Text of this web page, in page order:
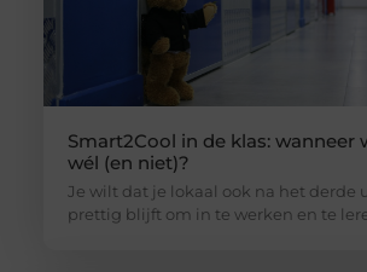
Smart2Cool in de klas: wanneer
wél (en niet)?
Je wilt dat je lokaal ook na het derde
prettig blijft om in te werken en te